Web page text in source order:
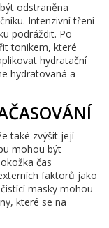
odstraněna
Intenzivní tření
podráždit. Po
tonikem, které
hydratační
hydratovaná a
také zvýšit její
mohou být
čas
faktorů jako
masky mohou
které se na